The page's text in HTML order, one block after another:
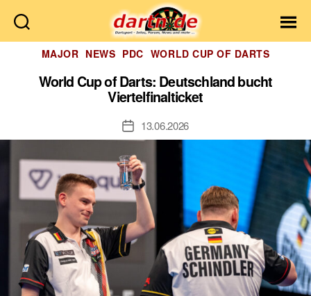
Dartn.de
Kategorien
MAJOR NEWS PDC WORLD CUP OF DARTS
World Cup of Darts: Deutschland bucht
Viertelfinalticket
Veröffentlichungsdatum
13.06.2026